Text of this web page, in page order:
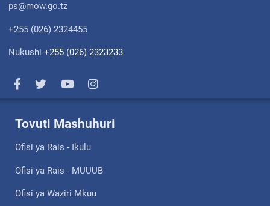
ps@mow.go.tz
+255 (026) 2324455
Nukushi+255 (026) 2323233
Tovuti Mashuhuri
Ofisi ya Rais - Ikulu
Ofisi ya Rais - MUUUB
Ofisi ya Waziri Mkuu